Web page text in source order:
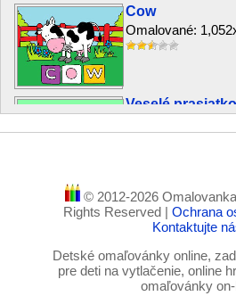
Cow
Omalované:
Veselé prasiatko
Oslík a vtáčik
Omalované:
Kohút a biela
© 2012-2026
Rights Reserved | Ochrana
Kontaktujte
Detské omaľovánky online,
pre deti na vytlačenie, online
omaľovánky